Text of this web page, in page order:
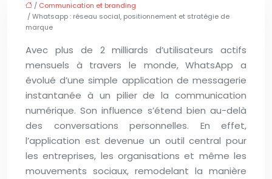
/ Communication et branding
/ Whatsapp : réseau social, positionnement et stratégie de
marque
Avec plus de 2 milliards d’utilisateurs actifs
mensuels à travers le monde, WhatsApp a
évolué d’une simple application de messagerie
instantanée à un pilier de la communication
numérique. Son influence s’étend bien au-delà
des conversations personnelles. En effet,
l’application est devenue un outil central pour
les entreprises, les organisations et même les
mouvements sociaux, remodelant la manière